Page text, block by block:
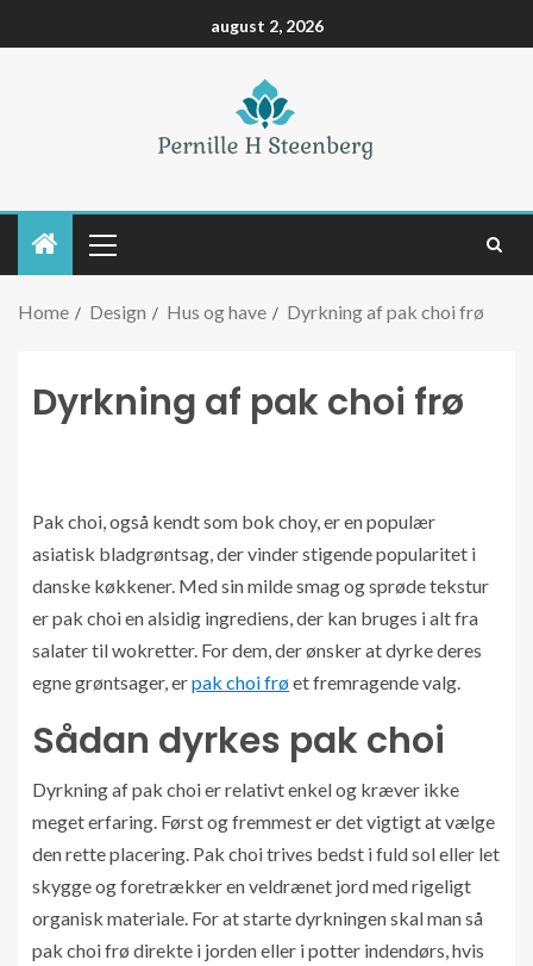
august 2, 2026
Home Design Hus og have Dyrkning af pak choi frø
Dyrkning af pak choi frø
Pak choi, også kendt som bok choy, er en populær
asiatisk bladgrøntsag, der vinder stigende popularitet i
danske køkkener. Med sin milde smag og sprøde tekstur
er pak choi en alsidig ingrediens, der kan bruges i alt fra
salater til wokretter. For dem, der ønsker at dyrke deres
egne grøntsager, erpak choi frøet fremragende valg.
Sådan dyrkes pak choi
Dyrkning af pak choi er relativt enkel og kræver ikke
meget erfaring. Først og fremmest er det vigtigt at vælge
den rette placering. Pak choi trives bedst i fuld sol eller let
skygge og foretrækker en veldrænet jord med rigeligt
organisk materiale. For at starte dyrkningen skal man så
pak choi frø direkte i jorden eller i potter indendørs, hvis